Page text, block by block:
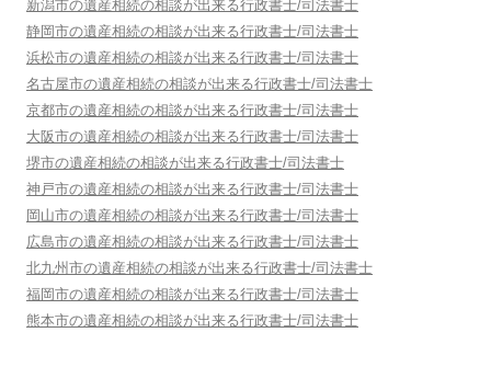
新潟市の遺産相続の相談が出来る行政書士/司法書士
静岡市の遺産相続の相談が出来る行政書士/司法書士
浜松市の遺産相続の相談が出来る行政書士/司法書士
名古屋市の遺産相続の相談が出来る行政書士/司法書士
京都市の遺産相続の相談が出来る行政書士/司法書士
大阪市の遺産相続の相談が出来る行政書士/司法書士
堺市の遺産相続の相談が出来る行政書士/司法書士
神戸市の遺産相続の相談が出来る行政書士/司法書士
岡山市の遺産相続の相談が出来る行政書士/司法書士
広島市の遺産相続の相談が出来る行政書士/司法書士
北九州市の遺産相続の相談が出来る行政書士/司法書士
福岡市の遺産相続の相談が出来る行政書士/司法書士
熊本市の遺産相続の相談が出来る行政書士/司法書士